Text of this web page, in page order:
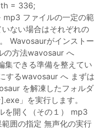
= 336;
ファイルの一定の範
ない場合はそれぞれの
Wavosaurがインストー
の方法wavosaur へ
できる準備を整えてい
するwavosaur へ まずは
を解凍したフォルダ
」を実行します。
を開く（その１） mp3
囲の指定 無声化の実行